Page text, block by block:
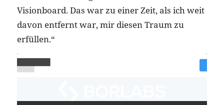
Visionboard. Das war zu einer Zeit, als ich weit
davon entfernt war, mir diesen Traum zu
erfüllen.“